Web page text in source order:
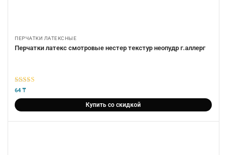
ПЕРЧАТКИ ЛАТЕКСНЫЕ
Перчатки латекс смотровые нестер текстур неопудр г.аллерг
5из 5
64 ₸
Купить со скидкой